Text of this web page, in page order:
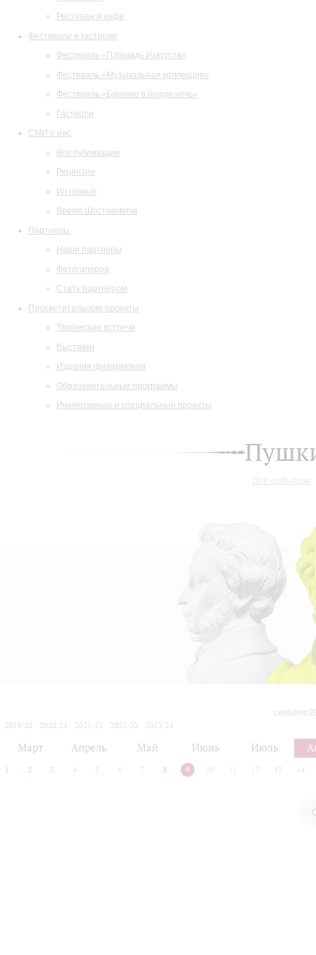
Ресторан и кафе
Фестивали и гастроли
Фестиваль «Площадь Искусств»
Фестиваль «Музыкальная коллекция»
Фестиваль «Барокко в белую ночь»
Гастроли
СМИ о нас
Все публикации
Рецензии
Интервью
Время Шостаковича
Партнеры
Наши партнеры
Фотогалерея
Стать партнером
Просветительские проекты
Творческие встречи
Выставки
Издания филармонии
Образовательные программы
Инклюзивные и специальные проекты
Все события
сегодня
2019/20
2020/21 2021/22 2022/23
2023/24
Март Апрель Май Июнь Июль
1 2 3 4 5 6 7 8 9 10 12 13 14